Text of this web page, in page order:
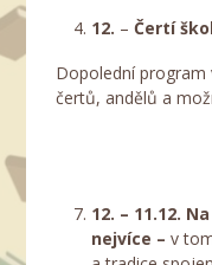
12. –Čertí
Dopolední program
čertů, andělů a
12. – 11.12.
nejvíce –v